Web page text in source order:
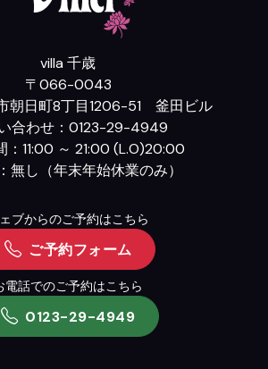
villa 千歳
〒066-0043
朝日町8丁目1206-51 釜田ビル
合わせ：0123-29-4949
：11:00 ～ 21:00 (L.O)20:00
無し（年末年始休業のみ）
ブからのご予約はこちら
ご予約フォーム
電話でのご予約はこちら
0123-29-4949